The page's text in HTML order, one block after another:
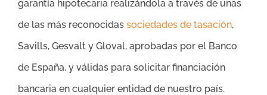
garantía hipotecaria realizándola a través de unas
de las más reconocidas sociedades de tasación,
Savills, Gesvalt y Gloval, aprobadas por el Banco
de España, y válidas para solicitar financiación
bancaria en cualquier entidad de nuestro país.